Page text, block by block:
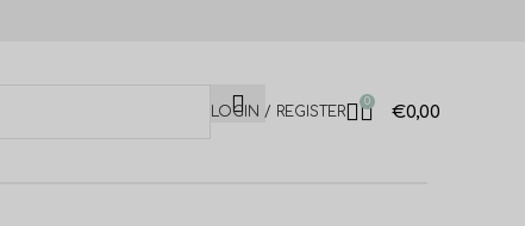
LOGIN / REGISTER
0
€0,00